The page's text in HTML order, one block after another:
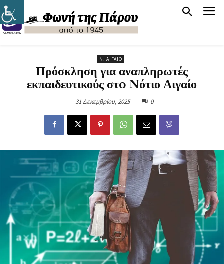
Ν. ΑΙΓΑΊΟ
Πρόσκληση για αναπληρωτές
εκπαιδευτικούς στo Nότιο Αιγαίο
31 Δεκεμβρίου, 2025 0